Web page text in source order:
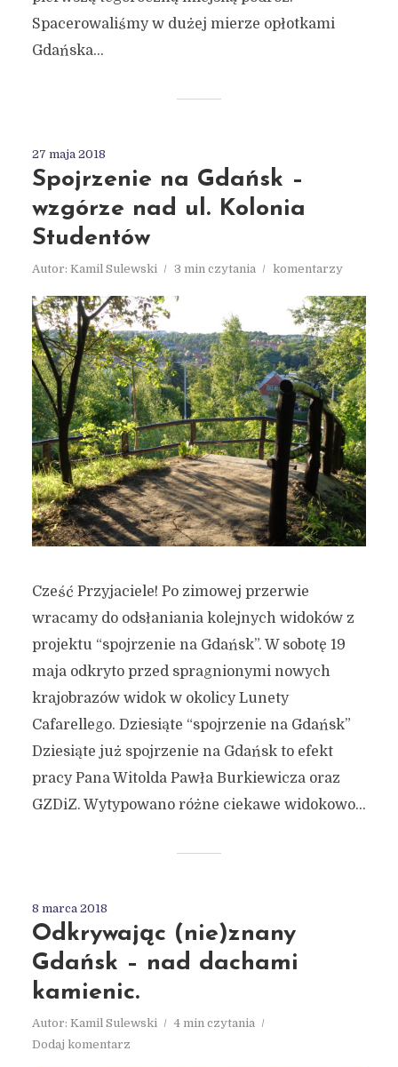
Spacerowaliśmy w dużej mierze opłotkami
Gdańska...
27 maja 2018
Spojrzenie na Gdańsk –
wzgórze nad ul. Kolonia
Studentów
Autor: Kamil Sulewski 3 min czytania komentarzy
Cześć Przyjaciele! Po zimowej przerwie
wracamy do odsłaniania kolejnych widoków z
projektu “spojrzenie na Gdańsk”. W sobotę 19
maja odkryto przed spragnionymi nowych
krajobrazów widok w okolicy Lunety
Cafarellego. Dziesiąte “spojrzenie na Gdańsk”
Dziesiąte już spojrzenie na Gdańsk to efekt
pracy Pana Witolda Pawła Burkiewicza oraz
GZDiZ. Wytypowano różne ciekawe widokowo...
8 marca 2018
Odkrywając (nie)znany
Gdańsk – nad dachami
kamienic.
Autor: Kamil Sulewski
4 min czytania
Dodaj komentarz